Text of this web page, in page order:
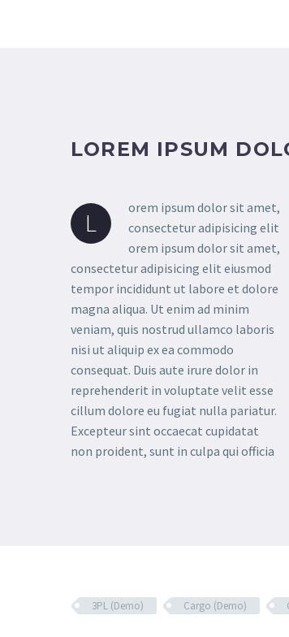
LOREM IPSUM
L
orem ipsum dolor sit amet,
consectetur adipisicing elit
orem ipsum dolor sit amet,
consectetur adipisicing elit eiusmod
tempor incididunt ut labore et dolore
magna aliqua. Ut enim ad minim
veniam, quis nostrud ullamco laboris
nisi ut aliquip ex ea commodo
consequat. Duis aute irure dolor in
reprehenderit in voluptate velit esse
cillum dolore eu fugiat nulla pariatur.
Excepteur sint occaecat cupidatat
non proident, sunt in culpa qui officia
3PL (Demo) Cargo (Demo)